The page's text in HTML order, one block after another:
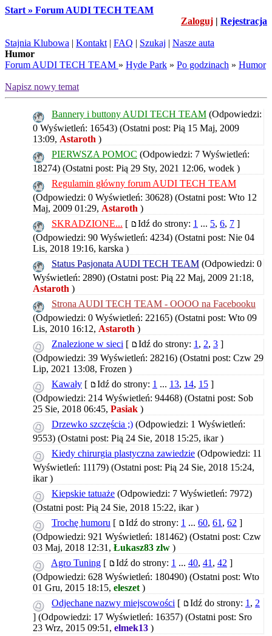
Start » Forum AUDI TECH TEAM
Zaloguj | Rejestracja
Stajnia Klubowa | Kontakt | FAQ | Szukaj | Nasze auta
Humor
Forum AUDI TECH TEAM » Hyde Park » Po godzinach » Humor
Napisz nowy temat
Bannery i buttony AUDI TECH TEAM (Odpowiedzi:
0 Wyświetleń: 16543) (Ostatni post: Pią 15 Maj, 2009
13:09, Astaroth )
PIERWSZA POMOC (Odpowiedzi: 7 Wyświetleń:
18274) (Ostatni post: Pią 29 Sty, 2021 12:06, wodek )
Regulamin główny forum AUDI TECH TEAM
(Odpowiedzi: 0 Wyświetleń: 30628) (Ostatni post: Wto 12
Maj, 2009 01:29, Astaroth )
SKRADZIONE... [ Idź do strony: 1 ... 5, 6, 7 ]
(Odpowiedzi: 90 Wyświetleń: 4234) (Ostatni post: Nie 04
Lis, 2018 19:16, karska )
Status Pasjonata AUDI TECH TEAM (Odpowiedzi: 0
Wyświetleń: 2890) (Ostatni post: Pią 22 Maj, 2009 21:18,
Astaroth )
Strona AUDI TECH TEAM - OOOO na Facebooku
(Odpowiedzi: 0 Wyświetleń: 22165) (Ostatni post: Wto 09
Lis, 2010 16:12, Astaroth )
Znalezione w sieci [ Idź do strony: 1 , 2, 3 ]
(Odpowiedzi: 39 Wyświetleń: 28216) (Ostatni post: Czw 29
Lip, 2021 13:08, Frozen )
Kawały [ Idź do strony: 1 ... 13, 14, 15 ]
(Odpowiedzi: 214 Wyświetleń: 94468) (Ostatni post: Sob
25 Sie, 2018 06:45, Pasiak )
Drzewko szczęścia ;) (Odpowiedzi: 1 Wyświetleń:
9553) (Ostatni post: Pią 24 Sie, 2018 15:25, ikar)
Kiedy chirurgia plastyczna zawiedzie (Odpowiedzi: 11
Wyświetleń: 11179) (Ostatni post: Pią 24 Sie, 2018 15:24,
ikar)
Kiepskie tatuaże (Odpowiedzi: 7 Wyświetleń: 7972)
(Ostatni post: Pią 24 Sie, 2018 15:22, ikar)
Trochę humoru [ Idź do strony: 1 ... 60, 61 , 62 ]
(Odpowiedzi: 921 Wyświetleń: 181462) (Ostatni post: Czw
03 Maj, 2018 12:31, Łukasz83 zlw )
Agro Tuning [ Idź do strony: 1 ... 40, 41 , 42 ]
(Odpowiedzi: 628 Wyświetleń: 180490) (Ostatni post: Wto
01 Gru, 2015 18:15, eleszet )
Odjechane nazwy miejscowości [ Idź do strony: 1 , 2
] (Odpowiedzi: 17 Wyświetleń: 16357) (Ostatni post: Sro
23 Wrz, 2015 09:51, elmek13 )